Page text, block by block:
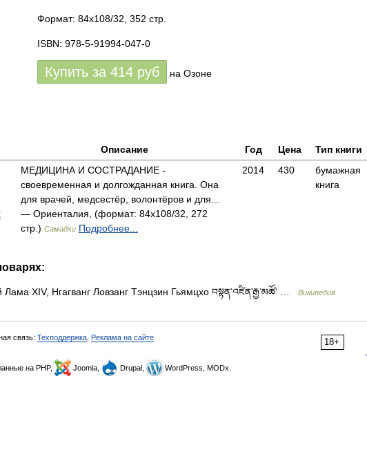
Формат: 84x108/32, 352 стр.
ISBN: 978-5-91994-047-0
Купить за 414 руб на Озоне
Описание Год Цена
Тип книги
МЕДИЦИНА И СОСТРАДАНИЕ -
своевременная и долгожданная книга. Она
для врачей, медсестёр, волонтёров и для…
— Ориенталия, (формат: 84x108/32, 272
стр.) Самадхи Подробнее...
2014 430
бумажная
книга
XIV, Нгагванг Ловзанг Тэнцзин Гьямцхо བསྟན་འཛིན་རྒྱ་མཚོ་ … Википедия
18+
связь: Техподдержка Реклама на сайте
на PHP, Joomla, Drupal, WordPress, MODx.